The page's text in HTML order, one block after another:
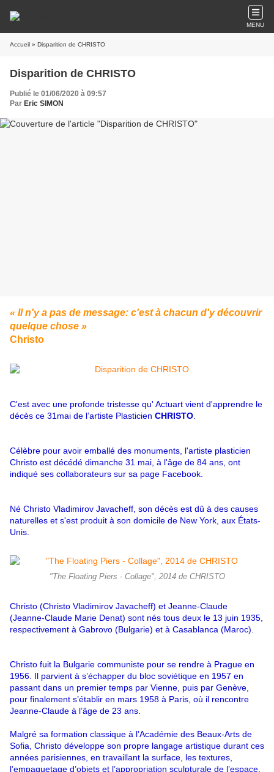
MENU
Accueil » Disparition de CHRISTO
Disparition de CHRISTO
Publié le 01/06/2020 à 09:57
Par Eric SIMON
« Il n'y a pas de message: c'est à chacun d'y découvrir
quelque chose »
Christo
C'est avec une profonde tristesse qu' Actuart vient d'apprendre le
décès ce 31mai de l’artiste Plasticien CHRISTO
Célèbre pour avoir emballé des monuments, l'artiste plasticien
Christo est décédé dimanche 31 mai, à l'âge de 84 ans, ont
indiqué ses collaborateurs sur sa page Facebook.
Né Christo Vladimirov Javacheff, son décès est dû à des causes
naturelles et s'est produit à son domicile de New York, aux États-
Unis.
"The Floating Piers - Collage", 2014 de CHRISTO
Christo (Christo Vladimirov Javacheff) et Jeanne-Claude
(Jeanne-Claude Marie Denat) sont nés tous deux le 13 juin 1935,
respectivement à Gabrovo (Bulgarie) et à Casablanca (Maroc).
Christo fuit la Bulgarie communiste pour se rendre à Prague en
1956. Il parvient à s’échapper du bloc soviétique en 1957 en
passant dans un premier temps par Vienne, puis par Genève,
pour finalement s’établir en mars 1958 à Paris, où il rencontre
Jeanne-Claude à l’âge de 23 ans.
Malgré sa formation classique à l’Académie des Beaux-Arts de
Sofia, Christo développe son propre langage artistique durant ces
années parisiennes, en travaillant la surface, les textures,
l’empaquetage d’objets et l’appropriation sculpturale de l’espace.